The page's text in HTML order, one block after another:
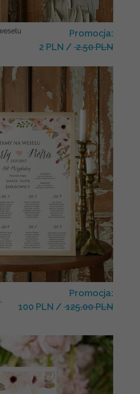
Promocja:
2 PLN / 2.50 PLN
Promocja:
100 PLN / 125.00 PLN